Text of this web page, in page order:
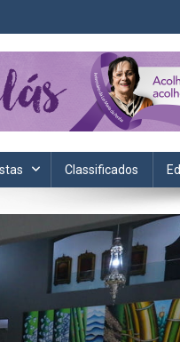
esportes e cotidiano.
Classificados